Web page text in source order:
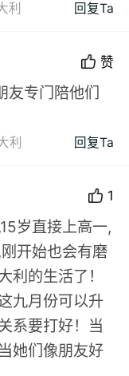
利 回复Ta
赞
友专门陪他们
利 回复Ta
1
岁直接上高一,
开始也会有磨
利的生活了！
九月份可以升
系要打好！当
她们像朋友好